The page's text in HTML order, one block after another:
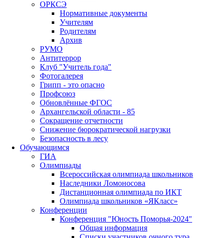
ОРКСЭ
Нормативные документы
Учителям
Родителям
Архив
РУМО
Антитеррор
Клуб "Учитель года"
Фотогалерея
Грипп - это опасно
Профсоюз
Обновлённые ФГОС
Архангельской области - 85
Сокращение отчетности
Снижение бюрократической нагрузки
Безопасность в лесу
Обучающимся
ГИА
Олимпиады
Всероссийская олимпиада школьников
Наследники Ломоносова
Дистанционная олимпиада по ИКТ
Олимпиада школьников «ЯКласс»
Конференции
Конференция "Юность Поморья-2024"
Общая информация